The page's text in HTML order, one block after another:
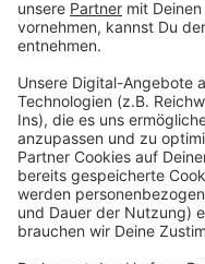
Anzeige
Hörerinnen und
Hygienenzustand in
Regierung jahrelang
also sollen betroffene
die Vorgaben erfüllen
weiß, dass es